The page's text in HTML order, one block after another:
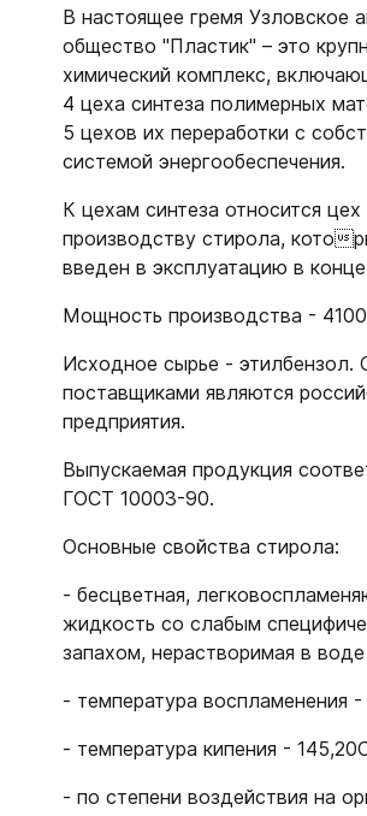
В настоящее гремя Узловское
общество "Пластик" – это
химический комплекс,
4 цеха синтеза полимерных
5 цехов их переработки с
системой энергообеспечения.
К цехам синтеза относится цех
производству стирола, кото
введен в эксплуатацию в
Мощность производства -
Исходное сырье - этилбензол.
поставщиками являются
предприятия.
Выпускаемая продукция
ГОСТ 10003-90.
Основные свойства стирола:
- бесцветная,
жидкость со слабым
запахом, нерастворимая в воде
- температура воспламенения
- температура кипения -
- по степени воздействия на